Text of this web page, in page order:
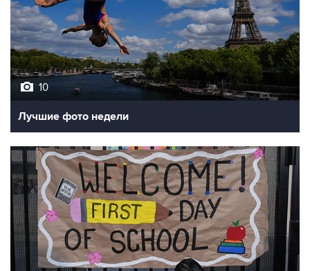
10
Лучшие фото недели